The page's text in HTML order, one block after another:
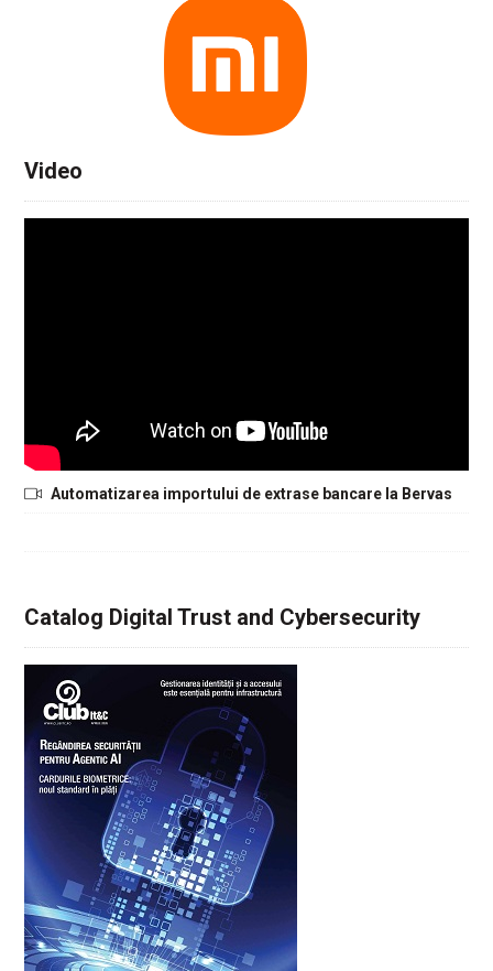
Video
Automatizarea importului de extrase bancare la Bervas
Catalog Digital Trust and Cybersecurity